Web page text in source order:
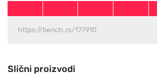
Slični proizvodi